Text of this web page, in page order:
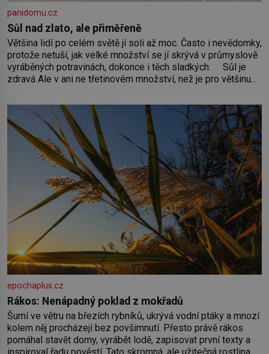
panidomu.cz
Sůl nad zlato, ale přiměřeně
Většina lidí po celém světě jí soli až moc. Často i nevědomky,
protože netuší, jak velké množství se jí skrývá v průmyslově
vyráběných potravinách, dokonce i těch sladkých. Sůl je
zdravá Ale v ani ne třetinovém množství, než je pro většinu
zásadní pro správné hospodaření
epochaplus.cz
Rákos: Nenápadný poklad z mokřadů
Šumí ve větru na březích rybníků, ukrývá vodní ptáky a mnozí
kolem něj procházejí bez povšimnutí. Přesto právě rákos
pomáhal stavět domy, vyrábět lodě, zapisovat první texty a